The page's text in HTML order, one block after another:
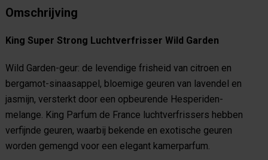
Omschrijving
King Super Strong Luchtverfrisser Wild Garden
Wild Garden-geur: de levendige frisheid van citroen en
bergamot-sinaasappel, bloemige geuren van lavendel en
jasmijn, versterkt door een opbeurende Hesperiden-
melange. King Parfum de France luchtverfrissers hebben
verfijnde geuren, waarbij bekende en exotische geuren
worden gemengd voor een elegant kamerparfum.